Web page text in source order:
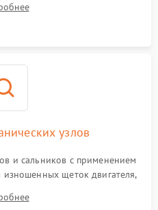
проводки и контактов.
узлов
и сальников с применением
изношенных щеток двигателя,
манжеты.